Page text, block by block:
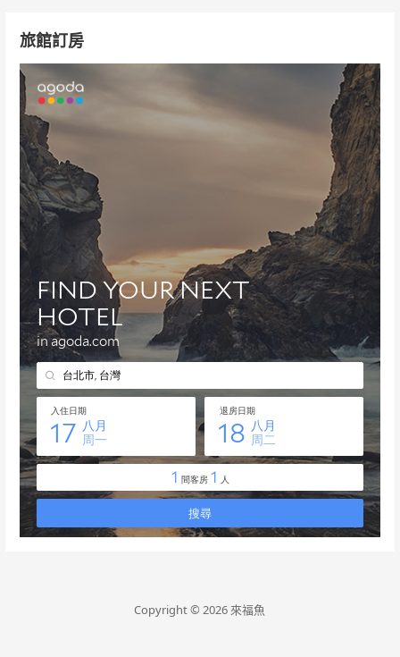
旅館訂房
Copyright © 2026 來福魚